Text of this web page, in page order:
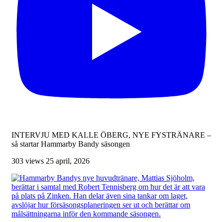
INTERVJU MED KALLE ÖBERG, NYE FYSTRÄNARE –
så startar Hammarby Bandy säsongen
303 views 25 april, 2026